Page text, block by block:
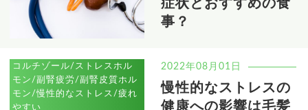
症状とおすすめの食
事？
コルチゾール/ストレスホル
モン/副腎疲労/副腎皮質ホル
モン/慢性的なストレス/疲れ
やすい
2022年08月01日
慢性的なストレスの
健康への影響は毛髪